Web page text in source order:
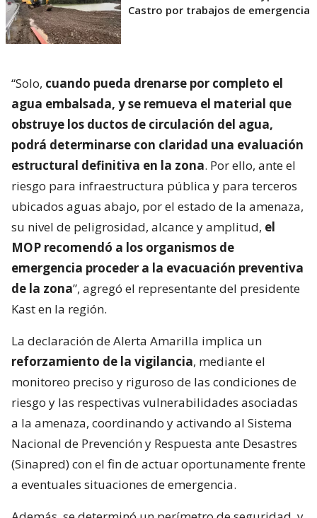
Castro por trabajos de emergencia
“Solo, cuando pueda drenarse por completo el
agua embalsada, y se remueva el material que
obstruye los ductos de circulación del agua,
podrá determinarse con claridad una evaluación
estructural definitiva en la zona. Por ello, ante el
riesgo para infraestructura pública y para terceros
ubicados aguas abajo, por el estado de la amenaza,
su nivel de peligrosidad, alcance y amplitud, el
MOP recomendó a los organismos de
emergencia proceder a la evacuación preventiva
de la zona”, agregó el representante del presidente
Kast en la región.
La declaración de Alerta Amarilla implica un
reforzamiento de la vigilancia, mediante el
monitoreo preciso y riguroso de las condiciones de
riesgo y las respectivas vulnerabilidades asociadas
a la amenaza, coordinando y activando al Sistema
Nacional de Prevención y Respuesta ante Desastres
(Sinapred) con el fin de actuar oportunamente frente
a eventuales situaciones de emergencia.